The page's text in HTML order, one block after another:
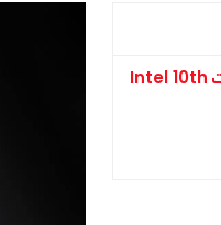
اولا القالب الخاص بمعالجات Intel 10th